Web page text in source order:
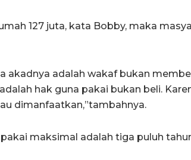
127 juta, kata Bobby, maka
akadnya adalah wakaf bukan
hak guna pakai bukan beli.
dimanfaatkan,”tambahnya.
maksimal adalah tiga puluh